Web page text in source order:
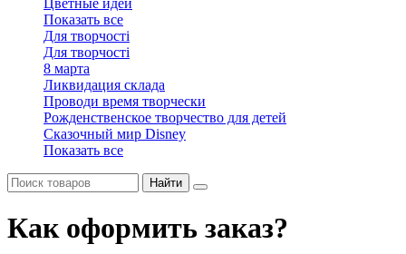
Цветные идеи
Показать все
Для творчостi
Для творчостi
8 марта
Ликвидация склада
Проводи время творчески
Рожденственское творчество для детей
Сказочный мир Disney
Показать все
Найти
Как оформить заказ?